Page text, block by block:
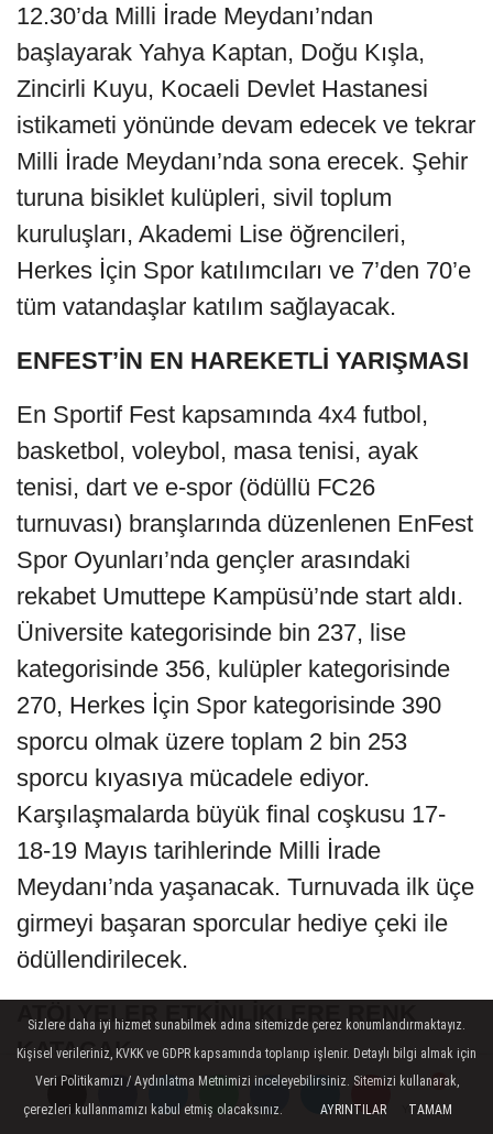
Yorumlar
Yorumlar
12.30’da Milli İrade Meydanı’ndan
başlayarak Yahya Kaptan, Doğu Kışla,
Zincirli Kuyu, Kocaeli Devlet Hastanesi
istikameti yönünde devam edecek ve tekrar
Milli İrade Meydanı’nda sona erecek. Şehir
turuna bisiklet kulüpleri, sivil toplum
kuruluşları, Akademi Lise öğrencileri,
Herkes İçin Spor katılımcıları ve 7’den 70’e
tüm vatandaşlar katılım sağlayacak.
ENFEST’İN EN HAREKETLİ YARIŞMASI
En Sportif Fest kapsamında 4x4 futbol,
basketbol, voleybol, masa tenisi, ayak
tenisi, dart ve e-spor (ödüllü FC26
turnuvası) branşlarında düzenlenen EnFest
Spor Oyunları’nda gençler arasındaki
rekabet Umuttepe Kampüsü’nde start aldı.
Üniversite kategorisinde bin 237, lise
kategorisinde 356, kulüpler kategorisinde
270, Herkes İçin Spor kategorisinde 390
sporcu olmak üzere toplam 2 bin 253
sporcu kıyasıya mücadele ediyor.
Karşılaşmalarda büyük final coşkusu 17-
18-19 Mayıs tarihlerinde Milli İrade
Meydanı’nda yaşanacak. Turnuvada ilk üçe
girmeyi başaran sporcular hediye çeki ile
ödüllendirilecek.
ATÖLYELER ETKİNLİKLERE RENK
KATACAK
Gençlik ve Spor Hizmetleri Dairesi
Sizlere daha iyi hizmet sunabilmek adına sitemizde çerez konumlandırmaktayız.
Kişisel verileriniz, KVKK ve GDPR kapsamında toplanıp işlenir. Detaylı bilgi almak için
Veri Politikamızı / Aydınlatma Metnimizi inceleyebilirsiniz. Sitemizi kullanarak,
çerezleri kullanmamızı kabul etmiş olacaksınız.
AYRINTILAR TAMAM